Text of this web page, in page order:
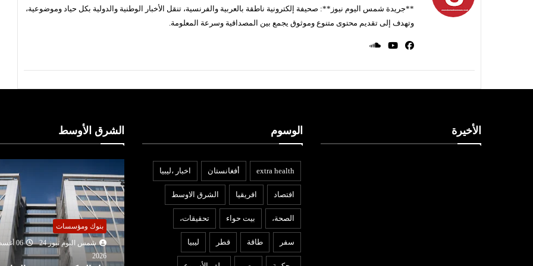
**جريدة شمس اليوم نيوز**: صحيفة إلكترونية ناطقة بالعربية والفرنسية، تنقل الأخبار الوطنية والدولية بكل حياد وموضوعية،
وتهدف إلى تقديم محتوى متنوع وموثوق يجمع بين المصداقية وسرعة المعلومة.
الأخيرة الوسوم
extra health أفغانستان اخبار ،ليبيا
افتصاد افريقيا الشرق الاوسط
الصحة، بيت حواء تحقيقات،
سفر طاقة قطر ليبيا
الشرق الأوسط
بنوك ومؤسسات
شمس اليوم نيوز 24
2026
أخبار ليبيا
شمس اليوم نيوز 24
06
2026